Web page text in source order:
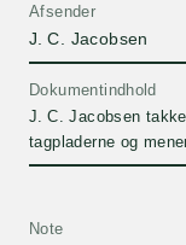
Afsender
J. C. Jacobsen
Dokumentindhold
J. C. Jacobsen
tagpladerne og
end de franske. Om
Note